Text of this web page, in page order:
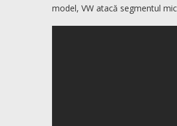
model, VW atacă segmentul